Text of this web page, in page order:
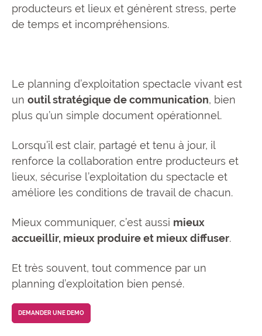
producteurs et lieux et génèrent stress, perte
de temps et incompréhensions.
Le planning d’exploitation spectacle vivant est
un outil stratégique de communication, bien
plus qu’un simple document opérationnel.
Lorsqu’il est clair, partagé et tenu à jour, il
renforce la collaboration entre producteurs et
lieux, sécurise l’exploitation du spectacle et
améliore les conditions de travail de chacun.
Mieux communiquer, c’est aussi mieux
accueillir, mieux produire et mieux diffuser.
Et très souvent, tout commence par un
planning d’exploitation bien pensé.
DEMANDER UNE DEMO